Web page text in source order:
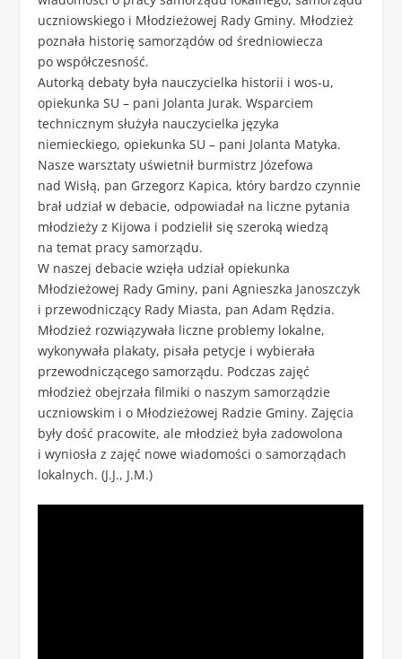
uczniowskiego i Młodzieżowej Rady Gminy. Młodzież
poznała historię samorządów od średniowiecza
po współczesność.
Autorką debaty była nauczycielka historii i wos-u,
opiekunka SU – pani Jolanta Jurak. Wsparciem
technicznym służyła nauczycielka języka
niemieckiego, opiekunka SU – pani Jolanta Matyka.
Nasze warsztaty uświetnił burmistrz Józefowa
nad Wisłą, pan Grzegorz Kapica, który bardzo czynnie
brał udział w debacie, odpowiadał na liczne pytania
młodzieży z Kijowa i podzielił się szeroką wiedzą
na temat pracy samorządu.
W naszej debacie wzięła udział opiekunka
Młodzieżowej Rady Gminy, pani Agnieszka Janoszczyk
i przewodniczący Rady Miasta, pan Adam Rędzia.
Młodzież rozwiązywała liczne problemy lokalne,
wykonywała plakaty, pisała petycje i wybierała
przewodniczącego samorządu. Podczas zajęć
młodzież obejrzała filmiki o naszym samorządzie
uczniowskim i o Młodzieżowej Radzie Gminy. Zajęcia
były dość pracowite, ale młodzież była zadowolona
i wyniosła z zajęć nowe wiadomości o samorządach
lokalnych. (J.J., J.M.)